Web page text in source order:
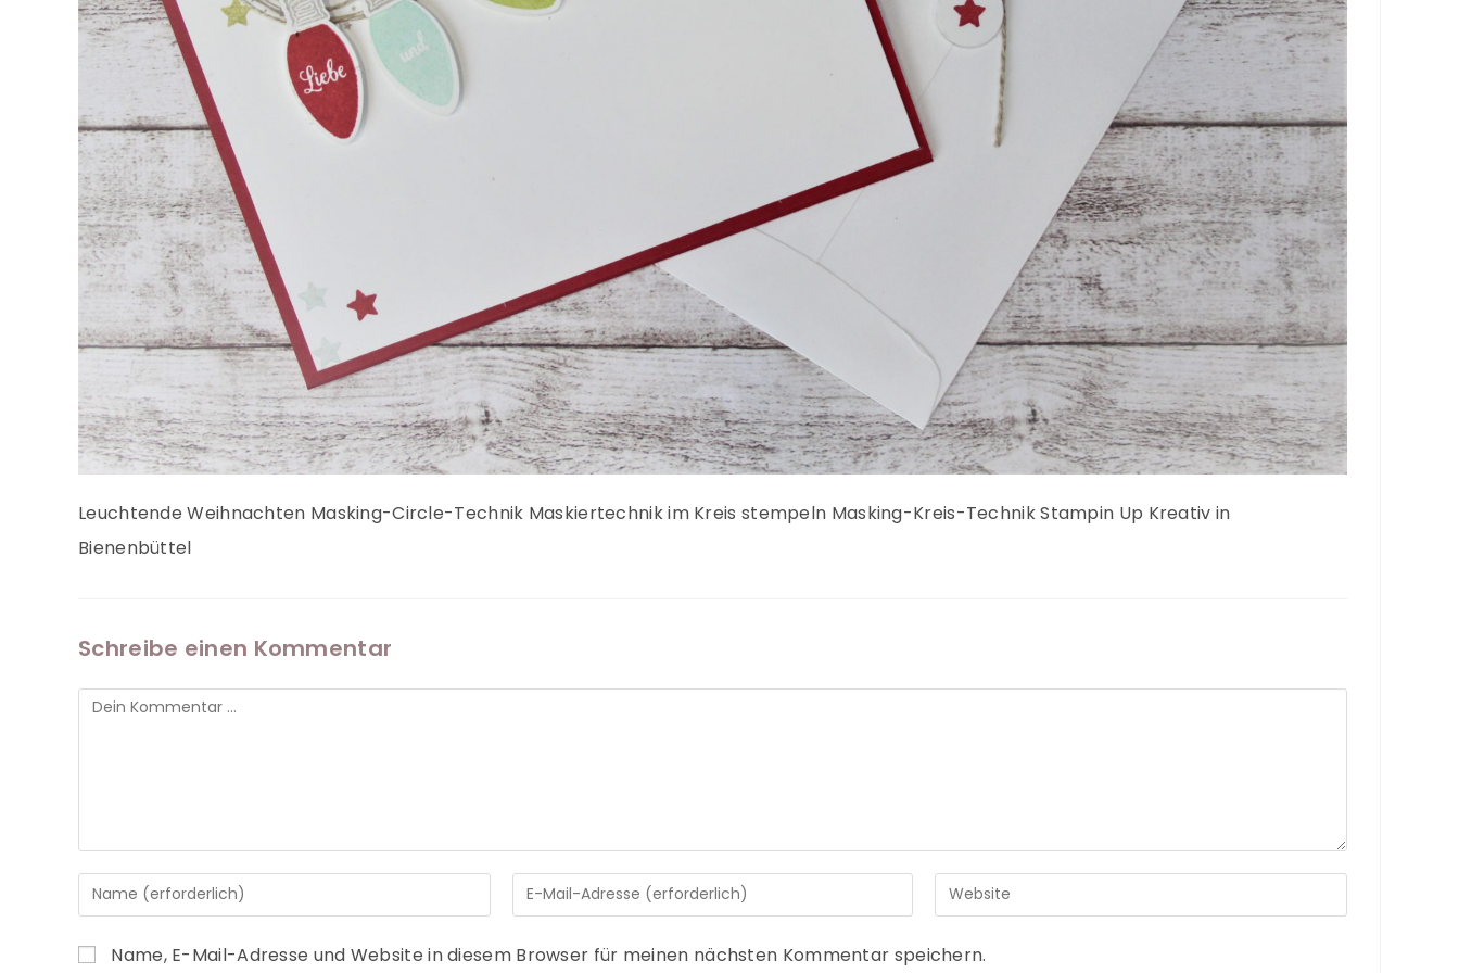
Leuchtende Weihnachten Masking-Circle-Technik Maskiertechnik im Kreis stempeln Masking-Kreis-Technik Stampin Up Kreativ in
Bienenbüttel
Schreibe einen Kommentar
Name, E-Mail-Adresse und Website in diesem Browser für meinen nächsten Kommentar speichern.